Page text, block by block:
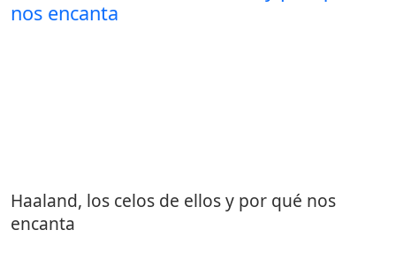
Haaland, los celos de ellos y por qué nos
encanta